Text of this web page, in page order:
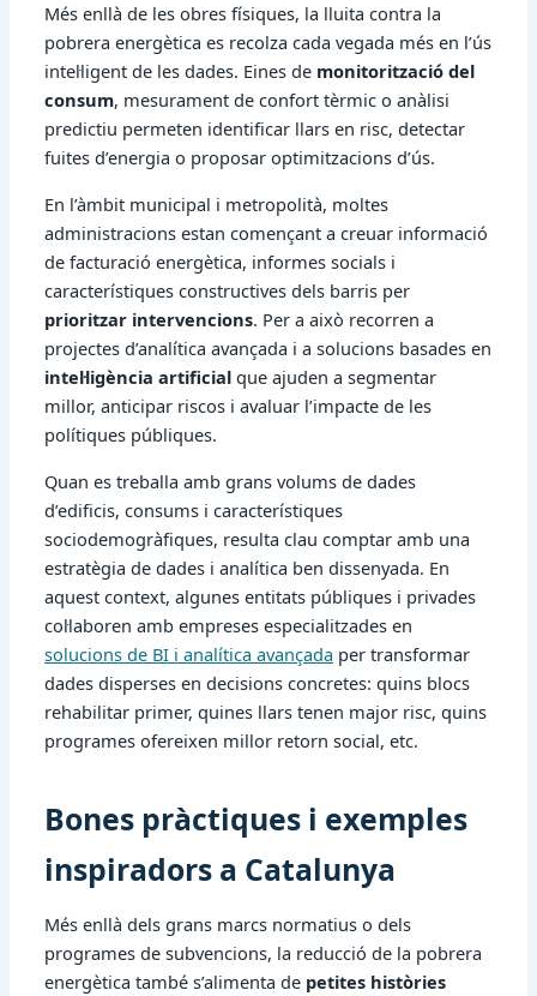
Més enllà de les obres físiques, la lluita contra la
pobrera energètica es recolza cada vegada més en l’ús
intel·ligent de les dades. Eines de monitorització del
consum, mesurament de confort tèrmic o anàlisi
predictiu permeten identificar llars en risc, detectar
fuites d’energia o proposar optimitzacions d’ús.
En l’àmbit municipal i metropolità, moltes
administracions estan començant a creuar informació
de facturació energètica, informes socials i
característiques constructives dels barris per
prioritzar intervencions. Per a això recorren a
projectes d’analítica avançada i a solucions basades en
intel·ligència artificial que ajuden a segmentar
millor, anticipar riscos i avaluar l’impacte de les
polítiques públiques.
Quan es treballa amb grans volums de dades
d’edificis, consums i característiques
sociodemogràfiques, resulta clau comptar amb una
estratègia de dades i analítica ben dissenyada. En
aquest context, algunes entitats públiques i privades
col·laboren amb empreses especialitzades en
solucions de BI i analítica avançada per transformar
dades disperses en decisions concretes: quins blocs
rehabilitar primer, quines llars tenen major risc, quins
programes ofereixen millor retorn social, etc.
Bones pràctiques i exemples
inspiradors a Catalunya
Més enllà dels grans marcs normatius o dels
programes de subvencions, la reducció de la pobrera
energètica també s’alimenta de petites històries